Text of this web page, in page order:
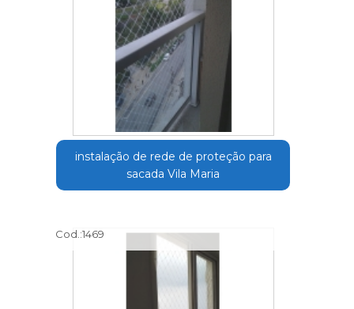
instalação de rede de proteção para
sacada Vila Maria
Cod.:1469